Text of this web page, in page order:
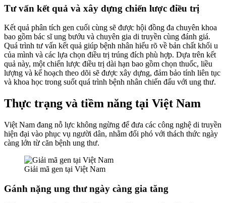
Tư vấn kết quả và xây dựng chiến lược điều trị
Kết quả phân tích gen cuối cùng sẽ được hội đồng đa chuyên khoa
bao gồm bác sĩ ung bướu và chuyên gia di truyền cùng đánh giá.
Quá trình tư vấn kết quả giúp bệnh nhân hiểu rõ về bản chất khối u
của mình và các lựa chọn điều trị trúng đích phù hợp. Dựa trên kết
quả này, một chiến lược điều trị dài hạn bao gồm chọn thuốc, liều
lượng và kế hoạch theo dõi sẽ được xây dựng, đảm bảo tính liên tục
và khoa học trong suốt quá trình bệnh nhân chiến đấu với ung thư.
Thực trạng và tiềm năng tại Việt Nam
Việt Nam đang nỗ lực không ngừng để đưa các công nghệ di truyền
hiện đại vào phục vụ người dân, nhằm đối phó với thách thức ngày
càng lớn từ căn bệnh ung thư.
Giải mã gen tại Việt Nam
Gánh nặng ung thư ngày càng gia tăng